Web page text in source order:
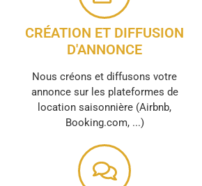
CRÉATION ET DIFFUSION
D'ANNONCE
Nous créons et diffusons votre
annonce sur les plateformes de
location saisonnière (Airbnb,
Booking.com, ...)